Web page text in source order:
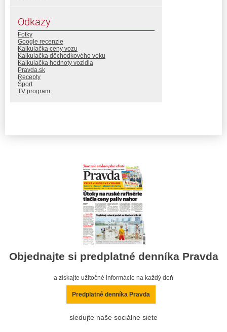
Odkazy
Fotky
Google recenzie
Kalkulačka ceny vozu
Kalkulačka dôchodkového veku
Kalkulačka hodnoty vozidla
Pravda.sk
Recepty
Šport
TV program
Objednajte si predplatné denníka Pravda
a získajte užitočné informácie na každý deň
Predplatné denníka Pravda
sledujte naše sociálne siete